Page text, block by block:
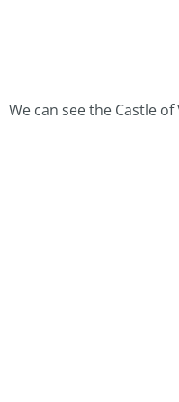
We can see the Castle of